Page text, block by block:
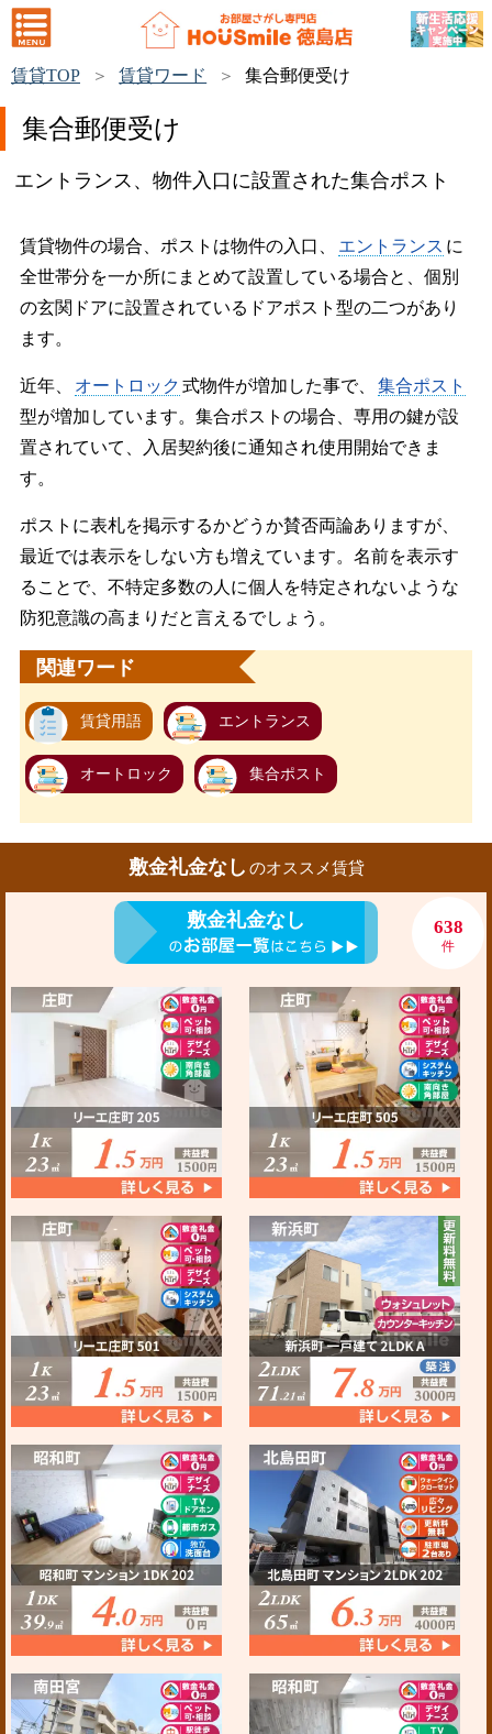
賃貸TOP 賃貸ワード 集合郵便受け
集合郵便受け
エントランス、物件入口に設置された集合ポスト
賃貸物件の場合、ポストは物件の入口、 エントランス に
全世帯分を一か所にまとめて設置している場合と、個別
の玄関ドアに設置されているドアポスト型の二つがあり
ます。
近年、 オートロック 式物件が増加した事で、
集合ポスト
型が増加しています。集合ポストの場合、専用の鍵が設
置されていて、入居契約後に通知され使用開始できま
す。
ポストに表札を掲示するかどうか賛否両論ありますが、
最近では表示をしない方も増えています。名前を表示す
ることで、不特定多数の人に個人を特定されないような
防犯意識の高まりだと言えるでしょう。
関連ワード
賃貸用語 エントランス
オートロック 集合ポスト
敷金礼金なし のオススメ賃貸
敷金礼金なし 638
件